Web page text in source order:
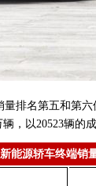
排名第五和第
，以20523辆的
能源轿车终端销